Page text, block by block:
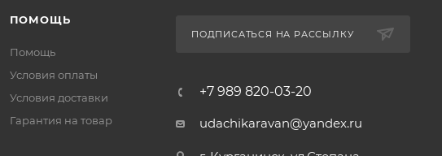
ПОМОЩЬ
Помощь
Условия оплаты
Условия доставки
Гарантия на товар
ПОДПИСАТЬСЯ НА РАССЫЛКУ
+7 989 820-03-20
udachikaravan@yandex.ru